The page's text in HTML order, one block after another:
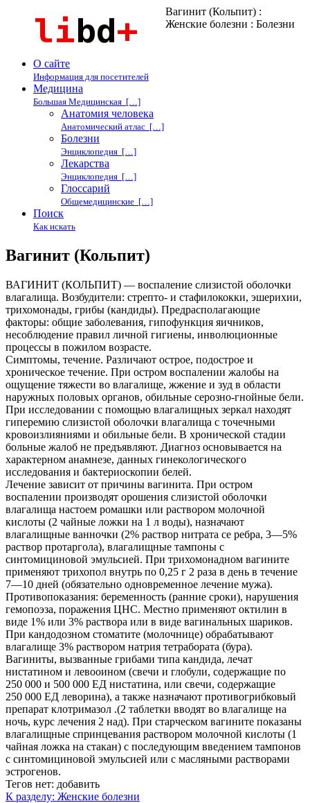
Вагинит (Кольпит) :
Женские болезни : Болезни
О сайте
Информация для посетителей
Медицина
Большая Медицинская […]
Анатомия человека
Анатомический атлас […]
Болезни
Энциклопедия […]
Лекарства
Энциклопедия […]
Глоссарий
Общемедицинские […]
Поиск
Как искать
Вагинит (Кольпит)
ВАГИНИТ (КОЛЬПИТ) — воспаление слизистой оболочки
влагалища. Возбудители: стрепто- и стафилококки, эшерихии,
трихомонады, грибы (кандиды). Предрасполагающие
факторы: общие заболевания, гипофункция яичников,
несоблюдение правил личной гигиены, инволюционные
процессы в пожилом возрасте.
Симптомы, течение. Различают острое, подострое и
хроническое течение. При остром воспалении жалобы на
ощущение тяжести во влагалище, жжение и зуд в области
наружных половых органов, обильные серозно-гнойные бели.
При исследовании с помощью влагалищных зеркал находят
гиперемию слизистой оболочки влагалища с точечными
кровоизлияниями и обильные бели. В хронической стадии
больные жалоб не предъявляют. Диагноз основывается на
характерном анамнезе, данных гинекологического
исследования и бактериоскопии белей.
Лечение зависит от причины вагинита. При остром
воспалении производят орошения слизистой оболочки
влагалища настоем ромашки или раствором молочной
кислоты (2 чайные ложки на 1 л воды), назначают
влагалищные ванночки (2% раствор нитрата се ребра, 3—5%
раствор протаргола), влагалищные тампоны с
синтомициновой эмульсией. При трихомонадном вагините
применяют трихопол внутрь по 0,25 г 2 раза в день в течение
7—10 дней (обязательно одновременное лечение мужа).
Противопоказания: беременность (ранние сроки), нарушения
гемопоэза, поражения ЦНС. Местно применяют октилин в
виде 1% или 3% раствора или в виде вагинальных шариков.
При кандодозном стоматите (молочнице) обрабатывают
влагалище 3% раствором натрия тетрабората (бура).
Вагиниты, вызванные грибами типа кандида, лечат
нистатином и левооином (свечи и глобули, содержащие по
250 000 и 500 000 ЕД нистатина, или свечи, содержащие
250 000 ЕД леворина), а также назначают противогрибковый
препарат клотримазол .(2 таблетки вводят во влагалище на
ночь, курс лечения 2 над). При старческом вагините показаны
влагалищные спринцевания раствором молочной кислоты (1
чайная ложка на стакан) с последующим введением тампонов
с синтомициновой эмульсией или с масляными растворами
эстрогенов.
Тегов нет: добавить
К разделу: Женские болезни